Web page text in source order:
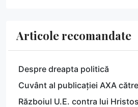
Articole recomandate
Despre dreapta politică
Cuvânt al publicației AXA
Războiul U.E. contra lui Hristos